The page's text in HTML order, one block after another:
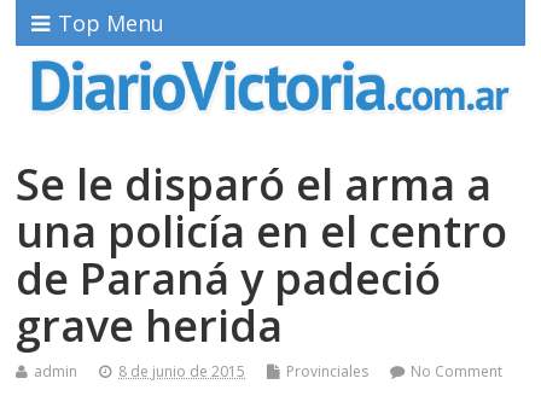
Top Menu
Se le disparó el arma a
una policía en el centro
de Paraná y padeció
grave herida
admin 8 de junio de 2015 Provinciales No Comment